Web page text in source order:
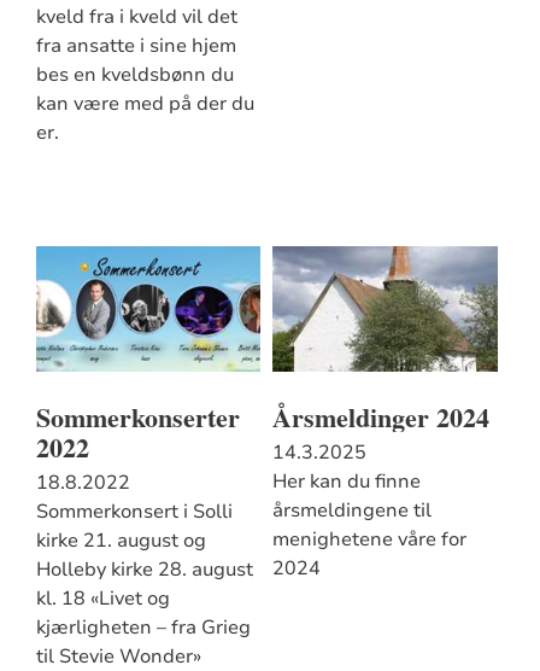
kveld fra i kveld vil det
fra ansatte i sine hjem
bes en kveldsbønn du
kan være med på der du
er.
Sommerkonserter
2022
18.8.2022
Sommerkonsert i Solli
kirke 21. august og
Holleby kirke 28. august
kl. 18 «Livet og
kjærligheten – fra Grieg
til Stevie Wonder»
Årsmeldinger 2024
14.3.2025
Her kan du finne
årsmeldingene til
menighetene våre for
2024